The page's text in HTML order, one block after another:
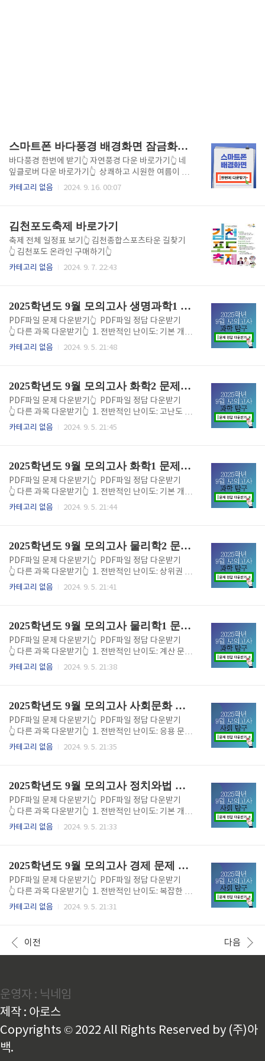
스마트폰 바다풍경 배경화면 잠금화면 무료 다운로드 바로가기
바다풍경 한번에 받기👆 자연풍경 다운 바로가기👆 네
잎클로버 다운 바로가기👆 상쾌하고 시원한 여름이 연
상되는 바다 풍경을 주제로 스마트폰 배경화면이나 잠
요! ,
카테고리 없음 2024. 9. 16. 00:07
김천포도축제 바로가기
축제 전체 일정표 보기👆 김천종합스포츠타운 길찾기
👆 김천포도 온라인 구매하기👆
카테고리 없음 2024. 9. 7. 22:43
2025학년도 9월 모의고사 생명과학1 문제 정답 바로가기
PDF파일 문제 다운받기👆 PDF파일 정답 다운받기
👆 다른 과목 다운받기👆 1. 전반적인 난이도: 기본 개념
은 평이했지만 응용 문제에서 변별력 2024년 9월 모의
전, 세포, 생태계와 같은 기본 개념을 다룬 문제는 대부
분 기출 문제와 유사한 형태로 출제되었으나, 자료 해석
과 복잡한 응용 문제가 변별력을 높였습니다. 2. 기본 개
념 문제: 기출과 유사한 경향, 개념을 충실히 학습한 학
생들에게 유리 기본 개념 문제는 세포의 구조, 유전자
들..
카테고리 없음 2024. 9. 5. 21:48
2025학년도 9월 모의고사 화학2 문제 정답 바로가기
PDF파일 문제 다운받기👆 PDF파일 정답 다운받기
👆 다른 과목 다운받기👆 1. 전반적인 난이도: 고난도 계
산 문제와 응용 문제로 높은 변별력 2024년 9월 모의고
평형 상태에 관한 문제가 많이 출제되면서 상위권 학생
들에게도 도전적인 시험이었다는 평가가 많았습니다.
전체적인 난이도는 중상 수준으로, 실수를 줄이고 문제
를 정확히 해결한 학생들만이 높은 점수를 받을 수 있었
습니다. 2. 기본 개념 문제: 기출 문제와 유사, 하지만 깊
..
카테고리 없음 2024. 9. 5. 21:45
2025학년도 9월 모의고사 화학1 문제 정답 바로가기
PDF파일 문제 다운받기👆 PDF파일 정답 다운받기
👆 다른 과목 다운받기👆 1. 전반적인 난이도: 기본 개념
문제는 평이했으나 계산과 응용 문제에서 변별력 2024
Ⅰ에서 자주 출제되는 기본 개념들은 크게 어렵지 않았
으나, 고난도 계산 문제와 응용 문제가 변별력을 높이는
요소로 작용했습니다. 특히, 계산 실수로 인해 예상보다
낮은 점수를 받은 학생들이 많았습니다. 2. 기본 개념 문
제: 기출과 유사한 출제 경향 기본적인 화학 개념을 묻
들..
카테고리 없음 2024. 9. 5. 21:44
2025학년도 9월 모의고사 물리학2 문제 정답 바로가기
PDF파일 문제 다운받기👆 PDF파일 정답 다운받기
👆 다른 과목 다운받기👆 1. 전반적인 난이도: 상위권 학
생들에게도 도전적인 시험2024년 9월 모의고사 물리
비슷하게 출제되었으나, 고난도 계산 문제와 응용 문제
에서 변별력을 확보한 시험이었습니다. 특히, 전자기학
과 파동 문제에서 많은 학생들이 어려움을 겪었습니
다. 2. 기본 개념 문제: 기출과 유사하지만 세부 내용 요
구 기본 개념 문제는 전기력, 자기장, 역학적 에너지 등
암기하는 것만으..
카테고리 없음 2024. 9. 5. 21:41
2025학년도 9월 모의고사 물리학1 문제 정답 바로가기
PDF파일 문제 다운받기👆 PDF파일 정답 다운받기
👆 다른 과목 다운받기👆 1. 전반적인 난이도: 계산 문제
와 응용 문제에서 변별력 2024년 9월 모의고사 물리학
산과 물리 법칙을 활용한 문제들이 주로 출제되었고, 전
반적인 난이도는 중상 수준으로, 중상위권 학생들에게
도 도전적인 시험이었다는 평가가 많았습니다. 2. 기본
개념 문제: 기출과 비슷한 출제 경향 기본 개념을 묻는
문제들은 기출 문제와 유사한 경향을 보였습니다. 운동
문제를..
카테고리 없음 2024. 9. 5. 21:38
2025학년도 9월 모의고사 사회문화 문제 정답 바로가기
PDF파일 문제 다운받기👆 PDF파일 정답 다운받기
👆 다른 과목 다운받기👆 1. 전반적인 난이도: 응용 문제
에서 변별력 확보 2024년 9월 모의고사 사회·문화는
었지만, 자료 해석 문제와 문화적 현상 분석에서 많은
학생들이 어려움을 겪었다는 반응이 많았습니다. 전반
적인 난이도는 중상위권 학생들에게도 도전적인 시험
으로 평가되었습니다. 2. 사회문화 이론 문제: 기출 문제
와 유사한 출제 사회·문화 이론을 묻는 문제는 기출 문
이 다수 출제..
카테고리 없음 2024. 9. 5. 21:35
2025학년도 9월 모의고사 정치와법 문제 정답 바로가기
PDF파일 문제 다운받기👆 PDF파일 정답 다운받기
👆 다른 과목 다운받기👆 1. 전반적인 난이도: 기본 개념
은 평이했으나 응용 문제에서 변별력 2024년 9월 모의
을 묻는 문제들은 기출 문제와 유사한 형태로 출제되었
지만, 국내외 정치 현안을 응용해 답을 도출해야 하는
문제에서 변별력이 생겼습니다. 기본 개념에 충실했던
학생들은 안정적인 점수를 받았으나, 응용력 부족으로
예상보다 낮은 점수를 받은 학생들도 있었습니다. 2. 정
치 제도와 관련된 문제들이 다수 출제되었습니다. 주로
대의 민주..
카테고리 없음 2024. 9. 5. 21:33
2025학년도 9월 모의고사 경제 문제 정답 바로가기
PDF파일 문제 다운받기👆 PDF파일 정답 다운받기
👆 다른 과목 다운받기👆 1. 전반적인 난이도: 복잡한 계
산과 응용 문제로 변별력 확보 2024년 9월 모의고사 경
을 묻는 문제는 비교적 평이했으나, 계산을 요구하는 문
제와 응용형 문제에서 많은 학생들이 어려움을 겪었다
급: 기본 개념은 무난, 세부 문제는 까다로웠다 수요와
공급 곡선과 관련된 문제는 전형적인 기출 문제의 패턴
을 따랐으며, 수험생들이 기본 개념을 학습한 학생들에
게는 큰 어려..
카테고리 없음 2024. 9. 5. 21:31
이전 다음
운영자 : 닉네임
제작 : 아로스
Copyrights © 2022 All Rights Reserved by (주)아
백.